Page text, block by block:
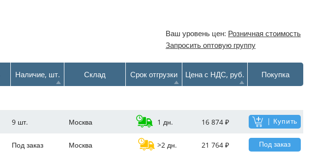
Ваш уровень цен: Розничная стоимость
Запросить оптовую группу
Наличие, шт. Склад Срок отгрузки Цена с НДС, руб. Покупка
9 шт. Москва 1 дн. 16 874 ₽ | Купить
Под заказ Москва >2 дн. 21 764 ₽ Под заказ